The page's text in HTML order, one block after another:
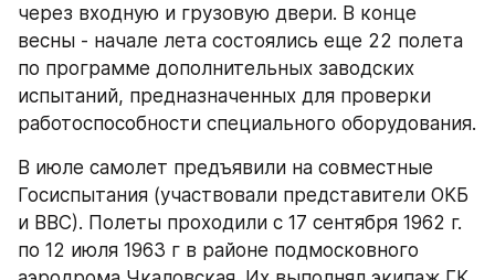
через входную и грузовую двери. В конце
весны - начале лета состоялись еще 22 полета
по программе дополнительных заводских
испытаний, предназначенных для проверки
работоспособности специального оборудования.
В июле самолет предъявили на совместные
Госиспытания (участвовали представители ОКБ
и ВВС). Полеты проходили с 17 сентября 1962 г.
по 12 июля 1963 г в районе подмосковного